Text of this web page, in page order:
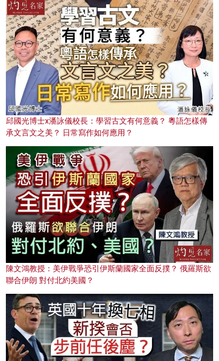
邱國光博士x潘詠儀校長：學習古文有何意義？ 粵語怎樣傳
承文言文之美？ 日常寫作如何應用？
陳文鴻教授：美伊戰爭恐引伊斯蘭國家全面反撲？ 俄羅斯欲
聯合伊朗 對付北約美國？